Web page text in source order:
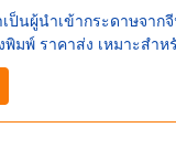
เป็นผู้นำเข้ากระดาษจา
พิมพ์ ราคาส่ง เหมาะสำ